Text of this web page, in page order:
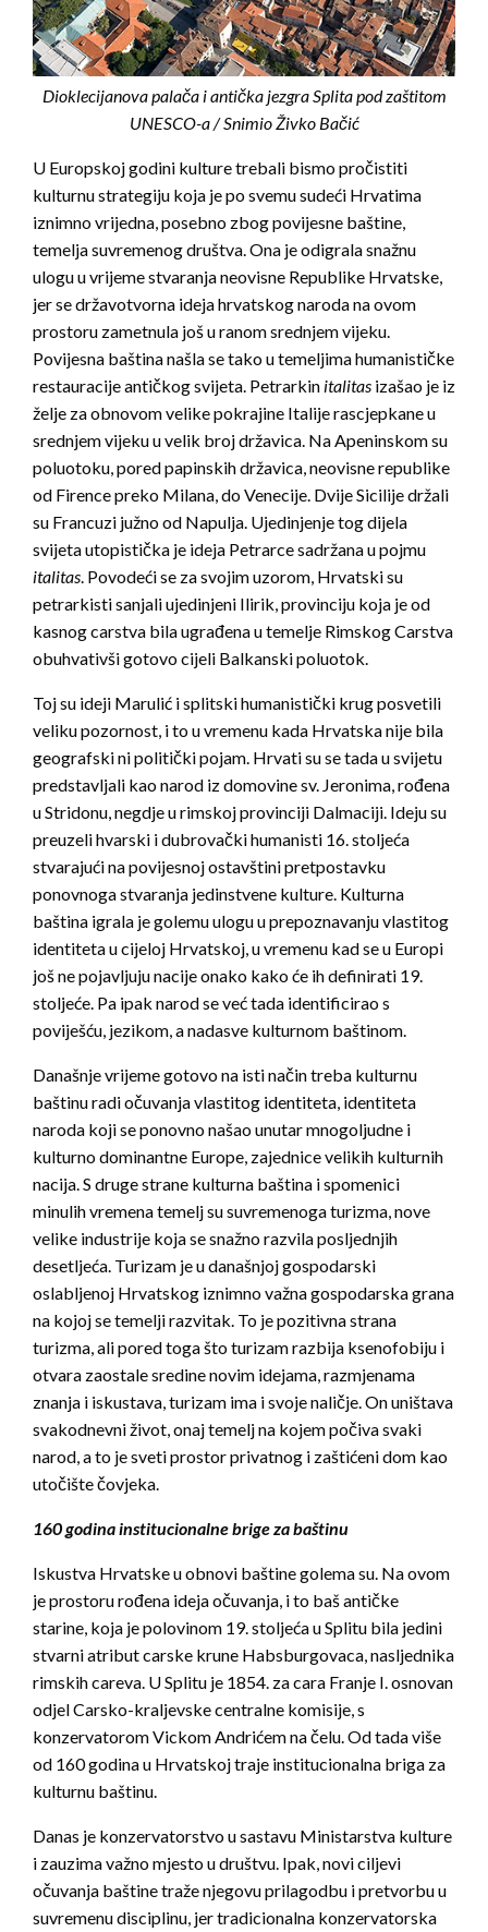
Dioklecijanova palača i antička jezgra Splita pod zaštitom
UNESCO-a / Snimio Živko Bačić
U Europskoj godini kulture trebali bismo pročistiti
kulturnu strategiju koja je po svemu sudeći Hrvatima
iznimno vrijedna, posebno zbog povijesne baštine,
temelja suvremenog društva. Ona je odigrala snažnu
ulogu u vrijeme stvaranja neovisne Republike Hrvatske,
jer se državotvorna ideja hrvatskog naroda na ovom
prostoru zametnula još u ranom srednjem vijeku.
Povijesna baština našla se tako u temeljima humanističke
restauracije antičkog svijeta. Petrarkin italitas izašao je iz
želje za obnovom velike pokrajine Italije rascjepkane u
srednjem vijeku u velik broj državica. Na Apeninskom su
poluotoku, pored papinskih državica, neovisne republike
od Firence preko Milana, do Venecije. Dvije Sicilije držali
su Francuzi južno od Napulja. Ujedinjenje tog dijela
svijeta utopistička je ideja Petrarce sadržana u pojmu
italitas . Povodeći se za svojim uzorom, Hrvatski su
petrarkisti sanjali ujedinjeni Ilirik, provinciju koja je od
kasnog carstva bila ugrađena u temelje Rimskog Carstva
obuhvativši gotovo cijeli Balkanski poluotok.
Toj su ideji Marulić i splitski humanistički krug posvetili
veliku pozornost, i to u vremenu kada Hrvatska nije bila
geografski ni politički pojam. Hrvati su se tada u svijetu
predstavljali kao narod iz domovine sv. Jeronima, rođena
u Stridonu, negdje u rimskoj provinciji Dalmaciji. Ideju su
preuzeli hvarski i dubrovački humanisti 16. stoljeća
stvarajući na povijesnoj ostavštini pretpostavku
ponovnoga stvaranja jedinstvene kulture. Kulturna
baština igrala je golemu ulogu u prepoznavanju vlastitog
identiteta u cijeloj Hrvatskoj, u vremenu kad se u Europi
još ne pojavljuju nacije onako kako će ih definirati 19.
stoljeće. Pa ipak narod se već tada identificirao s
poviješću, jezikom, a nadasve kulturnom baštinom.
Današnje vrijeme gotovo na isti način treba kulturnu
baštinu radi očuvanja vlastitog identiteta, identiteta
naroda koji se ponovno našao unutar mnogoljudne i
kulturno dominantne Europe, zajednice velikih kulturnih
nacija. S druge strane kulturna baština i spomenici
minulih vremena temelj su suvremenoga turizma, nove
velike industrije koja se snažno razvila posljednjih
desetljeća. Turizam je u današnjoj gospodarski
oslabljenoj Hrvatskog iznimno važna gospodarska grana
na kojoj se temelji razvitak. To je pozitivna strana
turizma, ali pored toga što turizam razbija ksenofobiju i
otvara zaostale sredine novim idejama, razmjenama
znanja i iskustava, turizam ima i svoje naličje. On uništava
svakodnevni život, onaj temelj na kojem počiva svaki
narod, a to je sveti prostor privatnog i zaštićeni dom kao
utočište čovjeka.
160 godina institucionalne brige za baštinu
Iskustva Hrvatske u obnovi baštine golema su. Na ovom
je prostoru rođena ideja očuvanja, i to baš antičke
starine, koja je polovinom 19. stoljeća u Splitu bila jedini
stvarni atribut carske krune Habsburgovaca, nasljednika
rimskih careva. U Splitu je 1854. za cara Franje I. osnovan
odjel Carsko-kraljevske centralne komisije, s
konzervatorom Vickom Andrićem na čelu. Od tada više
od 160 godina u Hrvatskoj traje institucionalna briga za
kulturnu baštinu.
Danas je konzervatorstvo u sastavu Ministarstva kulture
i zauzima važno mjesto u društvu. Ipak, novi ciljevi
očuvanja baštine traže njegovu prilagodbu i pretvorbu u
suvremenu disciplinu, jer tradicionalna konzervatorska